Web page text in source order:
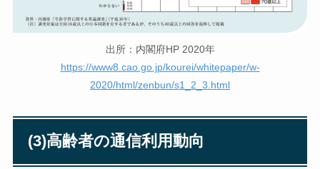
出所：内閣府HP 2020年
https://www8.cao.go.jp/kourei/whitepaper/w-
2020/html/zenbun/s1_2_3.html
(3)高齢者の通信利用動向